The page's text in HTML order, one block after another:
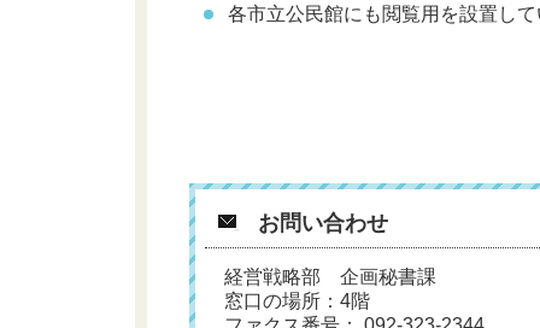
各市立公民館にも閲覧用を設置し
お問い合わせ
経営戦略部 企画秘書課
窓口の場所：4階